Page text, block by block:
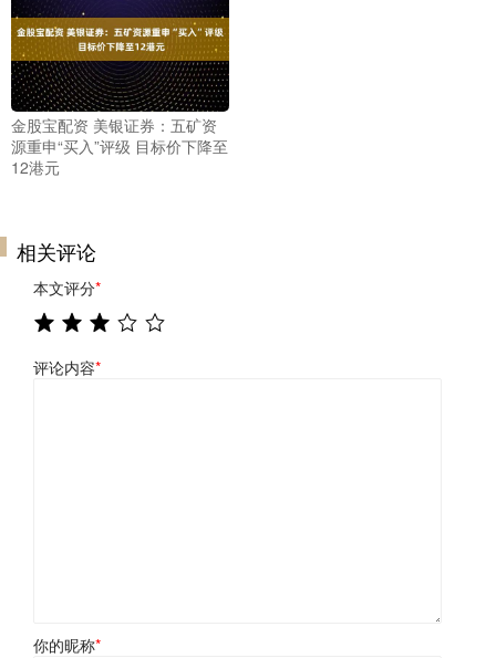
金股宝配资 美银证券：五矿资
源重申“买入”评级 目标价下降至
12港元
相关评论
本文评分*
评论内容*
你的昵称*